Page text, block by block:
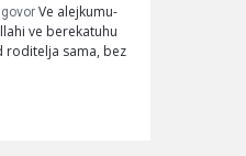
Ve alejkumu-
ve berekatuhu
roditelja sama, bez